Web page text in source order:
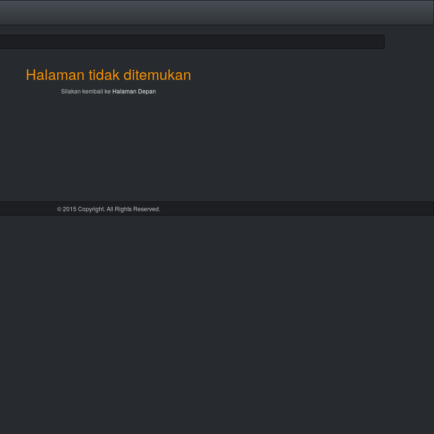
Halaman tidak ditemukan
Silakan kembali ke Halaman Depan
© 2015 Copyright. All Rights Reserved.